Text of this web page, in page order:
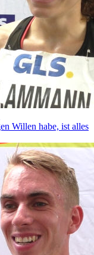
Willen habe, ist alles